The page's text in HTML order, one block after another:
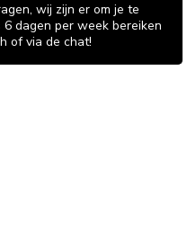
wij zijn er om je te
6 dagen per week bereiken
of via de chat!